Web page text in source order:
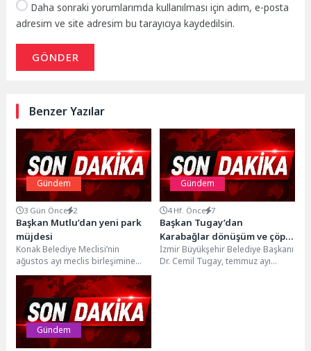
Daha sonraki yorumlarımda kullanılması için adım, e-posta
adresim ve site adresim bu tarayıcıya kaydedilsin.
GÖNDER
Benzer Yazılar
Gündem
3 Gün Önce 2
Başkan Mutlu’dan yeni park
müjdesi
Konak Belediye Meclisi’nin
ağustos ayı meclis birleşimine
çevre, iklim, sosyal işler, belediye
ile sivil toplum...
Gündem
4 Hf. Önce 7
Başkan Tugay’dan
Karabağlar dönüşüm ve çöp
sorunu için Ankara çağrısı
İzmir Büyükşehir Belediye Başkanı
Dr. Cemil Tugay, temmuz ayı
Gündem